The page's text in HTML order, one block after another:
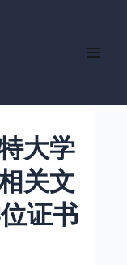
大学
关文
证书